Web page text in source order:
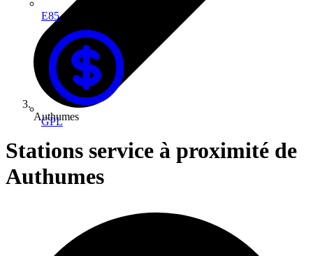
E85
GPL
Authumes
Stations service à proximité de
Authumes